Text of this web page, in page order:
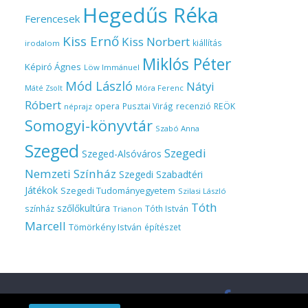
Ferencesek Hegedűs Réka
irodalom Kiss Ernő Kiss Norbert kiállítás
Képiró Ágnes Löw Immánuel Miklós Péter
Máté Zsolt Mód László Móra Ferenc Nátyi
Róbert néprajz opera Pusztai Virág recenzió REÖK
Somogyi-könyvtár Szabó Anna
Szeged Szeged-Alsóváros Szegedi
Nemzeti Színház Szegedi Szabadtéri
Játékok Szegedi Tudományegyetem Szilasi László
színház szőlőkultúra Trianon Tóth István Tóth
Marcell Tömörkény István építészet